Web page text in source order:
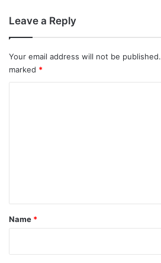
Leave a Reply
Your email address will not be published.
marked *
*
Name *